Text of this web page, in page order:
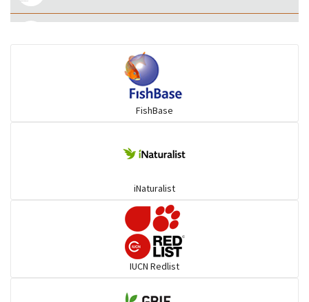
অজানা (Mojarra)
FishBase
iNaturalist
IUCN Redlist